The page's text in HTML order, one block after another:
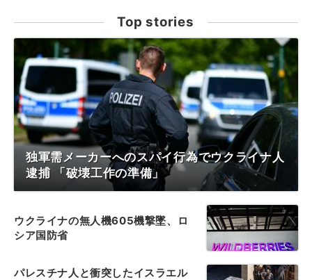
Top stories
独軍需メーカーへのスパイ行為でウクライナ人
逮捕 「破壊工作の準備」
ウクライナの無人機605機撃墜、ロ
シア国防省
パレスチナ人と衝突したイスラエル